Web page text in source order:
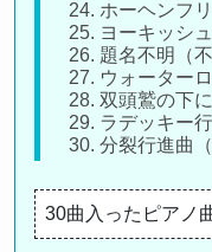
24. ホーヘンフ
25. ヨーキッシ
26. 題名不明（不
27. ウォーター
28. 双頭鷲の下
29. ラデッキー
30. 分裂行進曲（
30曲入ったピアノ